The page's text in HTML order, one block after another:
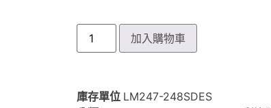
加入購物車
庫存單位 LM247-248SDES